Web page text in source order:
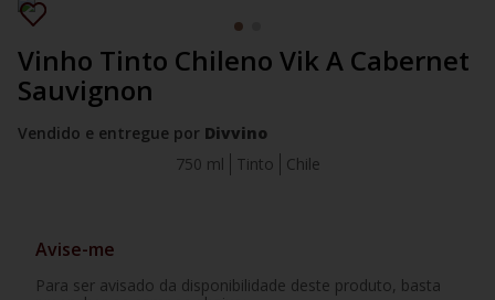
Vinho Tinto Chileno Vik A Cabernet
Sauvignon
Vendido e entregue por Divvino
Tinto
Chile
750 ml
Avise-me
Para ser avisado da disponibilidade deste produto, basta